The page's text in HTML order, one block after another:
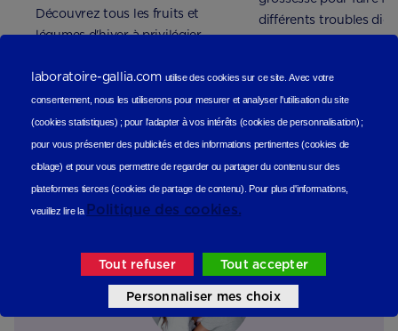
Découvrez tous les fruits et
légumes d'hiver à privilégier
différents troubles
laboratoire-gallia.com utilise des cookies sur ce site.Avec votre
consentement, nous les utiliseronspour mesurer et analyser l'utilisation du site
(cookies statistiques) ;pour l'adapter à vos intérêts (cookies de personnalisation) ;
pour vous présenter des publicités et des informations pertinentes (cookies de
ciblage) et pour vous permettre de regarder ou partager du contenu sur des
plateformes tierces (cookies de partage de contenu). Pour plus d'informations,
veuillez lire la Politique des cookies.
Tout refuser Tout accepter
Personnaliser mes choix